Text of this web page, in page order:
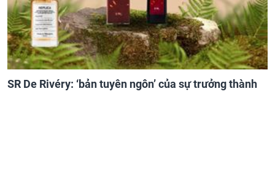
SR De Rivéry: ‘bản tuyên ngôn’ của sự trưởng thành